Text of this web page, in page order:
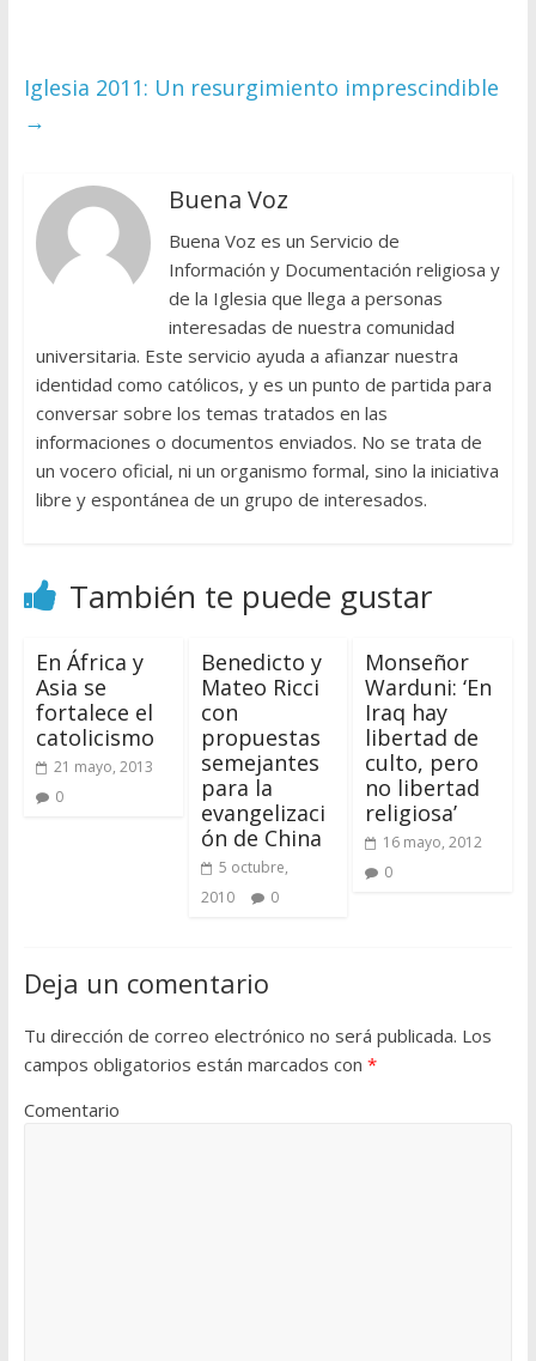
Iglesia 2011: Un resurgimiento imprescindible
→
Buena Voz
Buena Voz es un Servicio de
Información y Documentación religiosa y
de la Iglesia que llega a personas
interesadas de nuestra comunidad
universitaria. Este servicio ayuda a afianzar nuestra
identidad como católicos, y es un punto de partida para
conversar sobre los temas tratados en las
informaciones o documentos enviados. No se trata de
un vocero oficial, ni un organismo formal, sino la iniciativa
libre y espontánea de un grupo de interesados.
También te puede gustar
En África y
Asia se
fortalece el
catolicismo
21 mayo, 2013
0
Benedicto y
Mateo Ricci
con
propuestas
semejantes
para la
evangelizaci
ón de China
5 octubre,
2010
0
Monseñor
Warduni: ‘En
Iraq hay
libertad de
culto, pero
no libertad
religiosa’
16 mayo, 2012
0
Deja un comentario
Tu dirección de correo electrónico no será publicada. Los
campos obligatorios están marcados con *
Comentario